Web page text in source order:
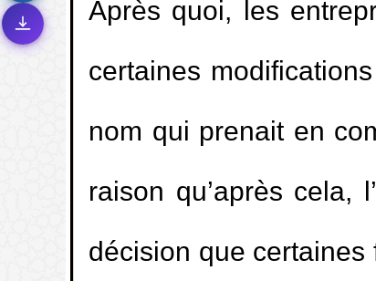
واجهة أكثر أناقة وسهولة
تتابع كل جديد بخطوة واحدة
Après quoi, les
certaines
nom qui prenait en
raison qu’après cela,
décision que